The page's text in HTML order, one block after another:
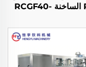
PET الساخنة RCGF40-